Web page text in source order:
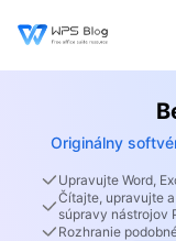
Originálny
Upravujte Word,
Čítajte, upravujte
súpravy nástrojov
Rozhranie